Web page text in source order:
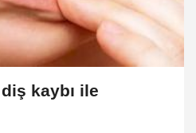
kaybı ile